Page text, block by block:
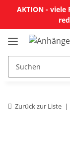
AKTION - viele
Zurück zur Liste